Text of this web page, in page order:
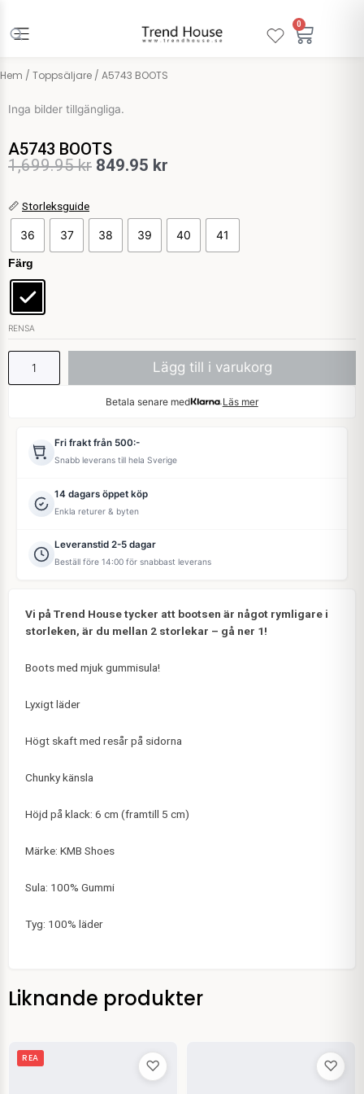
innehåll
0
Hem / Toppsäljare / A5743 BOOTS
Inga bilder tillgängliga.
A5743 BOOTS
1,699.95kr Det
priset
var:
849.95 kr
priset
är:
📏 Storleksguide
36 37 38 39 40 41
Färg
RENSA
A5743
BOOTS
mängd
Lägg till i varukorg
Betala senare med Läs mer
Fri frakt från 500:-
Snabb leverans till hela Sverige
14 dagars öppet köp
Enkla returer & byten
Leveranstid 2-5 dagar
Beställ före 14:00 för snabbast leverans
Vi på Trend House tycker att bootsen är något rymligare i
storleken, är du mellan 2 storlekar – gå ner 1!
Boots med mjuk gummisula!
Lyxigt läder
Högt skaft med resår på sidorna
Chunky känsla
Höjd på klack: 6 cm (framtill 5 cm)
Märke: KMB Shoes
Sula: 100% Gummi
Tyg: 100% läder
Liknande produkter
♡
REA
ursprungliganuvarande
priset
♡